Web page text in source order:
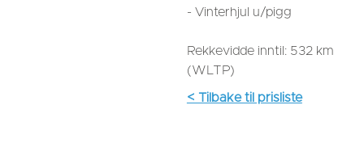
- Vinterhjul u/pigg
Rekkevidde inntil: 532 km
(WLTP)
< Tilbake til prisliste